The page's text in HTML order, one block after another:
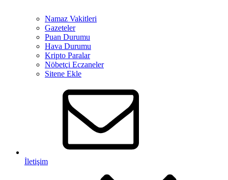
Namaz Vakitleri
Gazeteler
Puan Durumu
Hava Durumu
Kripto Paralar
Nöbetçi Eczaneler
Sitene Ekle
İletişim